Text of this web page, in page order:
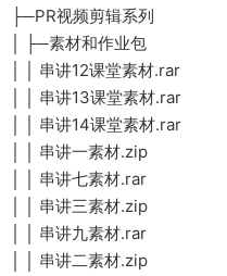
├─PR视频剪辑系列
│ ├─素材和作业包
│ │ 串讲12课堂素材.rar
│ │ 串讲13课堂素材.rar
│ │ 串讲14课堂素材.rar
│ │ 串讲一素材.zip
│ │ 串讲七素材.rar
│ │ 串讲三素材.zip
│ │ 串讲九素材.rar
│ │ 串讲二素材.zip